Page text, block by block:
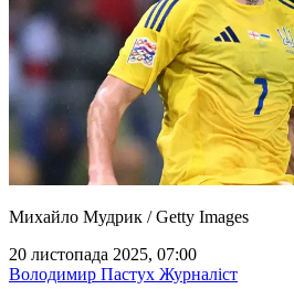
Михайло Мудрик / Getty Images
20 листопада 2025, 07:00
Володимир Пастух Журналіст